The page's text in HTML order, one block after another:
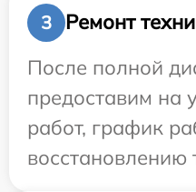
3
Ремонт
После полной
предоставим на
работ, график
восстановлению